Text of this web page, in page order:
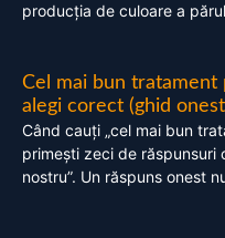
producția de culoare a
Cel mai bun
alegi corect (ghid
Când cauți „cel mai bun
primești zeci de răspunsuri
nostru”. Un răspuns onest